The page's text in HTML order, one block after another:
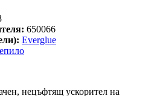
650066
Everglue
нецъфтящ ускорител на